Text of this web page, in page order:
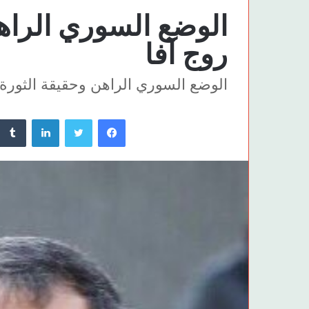
الوضع السوري
روج آفا
الوضع السوري الراهن وحقيقة
فيسبوك تويتر لينكدإن